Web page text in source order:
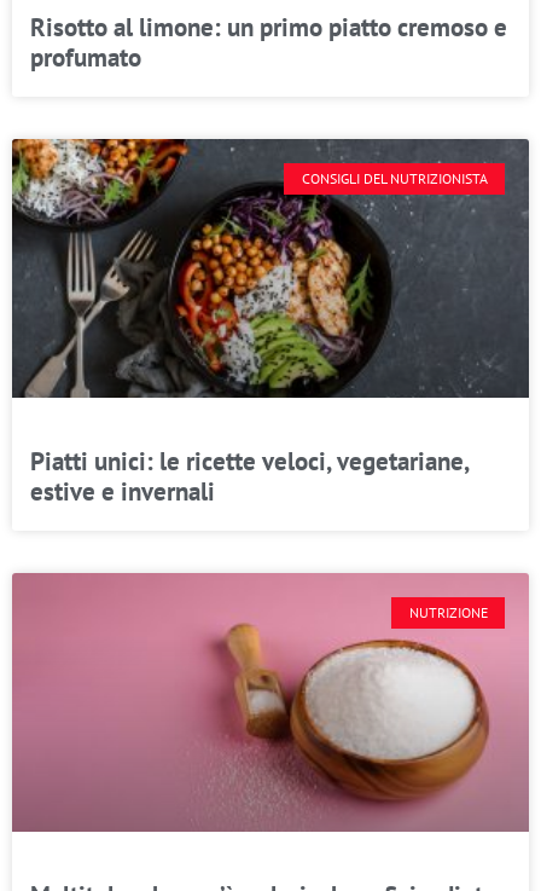
Risotto al limone: un primo piatto cremoso e
profumato
CONSIGLI DEL NUTRIZIONISTA
Piatti unici: le ricette veloci, vegetariane,
estive e invernali
NUTRIZIONE